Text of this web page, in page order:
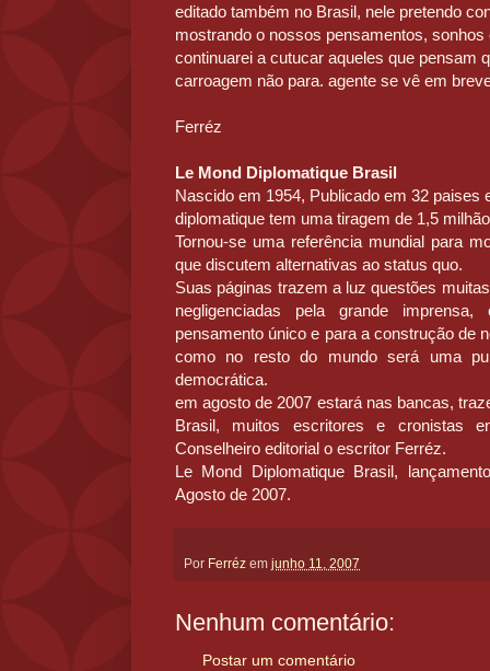
editado também no Brasil, nele pretendo
mostrando o nossos pensamentos,
continuarei a cutucar aqueles que pensam
carroagem não para. agente se vê em
Ferréz
Le Mond Diplomatique Brasil
Nascido em 1954, Publicado em 32 paises
diplomatique tem uma tiragem de 1,5
Tornou-se uma referência mundial para
que discutem alternativas ao status quo.
Suas páginas trazem a luz questões
negligenciadas pela grande
pensamento único e para a construção de
como no resto do mundo será uma
democrática.
em agosto de 2007 estará nas bancas,
Brasil, muitos escritores e cronistas
Conselheiro editorial o escritor Ferréz.
Le Mond Diplomatique Brasil,
Agosto de 2007.
Por Ferréz em junho 11, 2007
Nenhum comentário:
Postar um comentário